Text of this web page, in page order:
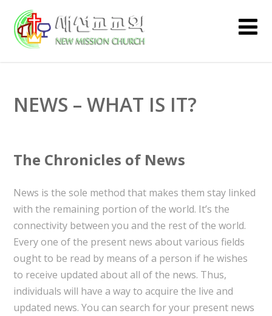
NEWS – WHAT IS IT?
The Chronicles of News
News is the sole method that makes them stay linked
with the remaining portion of the world. It’s the
connectivity between you and the rest of the world.
Every one of the present news about various fields
ought to be read by means of a person if he wishes
to receive updated about all of the news. Thus,
individuals will have a way to acquire the live and
updated news. You can search for your present news